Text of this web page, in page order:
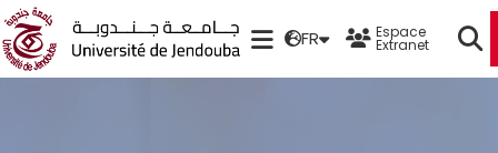
FR Espace
Extranet